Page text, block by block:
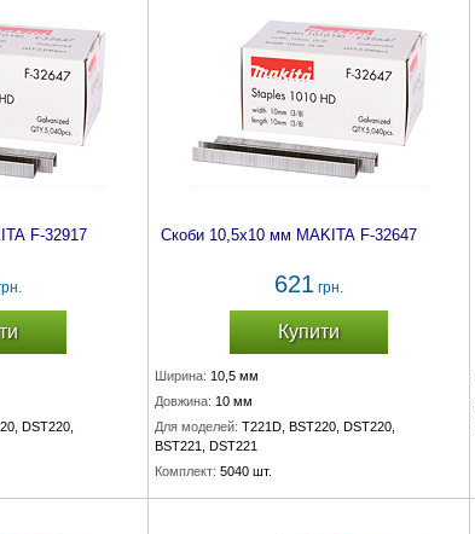
F-32917
DST220,
Скоби 10,5х10 мм MAKITA F-32647
621 грн.
Купити
Ширина: 10,5 мм
Довжина: 10 мм
Для моделей: T221D, BST220, DST220,
BST221, DST221
Комплект: 5040 шт.